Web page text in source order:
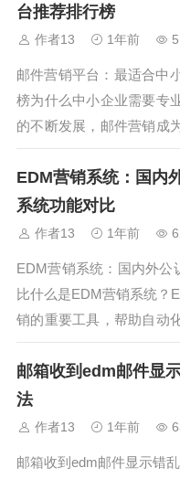
讯邮件通过定期发送公司...
台推荐排行榜
作者13 1年前
邮件营销平台：最适合中
榜为什么中小企业需要专
的不断发展，邮件营销成
要手段。选择合适的邮件
还能增加客户转化率。本
适合中小企业的邮件营销平
EDM营销系统：国内
系统功能对比
作者13 1年前
EDM营销系统：国内外公
比什么是EDM营销系统？
销的重要工具，帮助自动
营销效果。选择功能完善
和转化率至关重要。本文
进行功能对比，助你...
邮箱收到edm邮件显
法
作者13 1年前
邮箱收到edm邮件显示错